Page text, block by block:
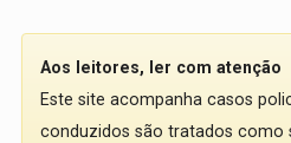
Aos leitores, ler com atenção
Este site acompanha casos
conduzidos são tratados como